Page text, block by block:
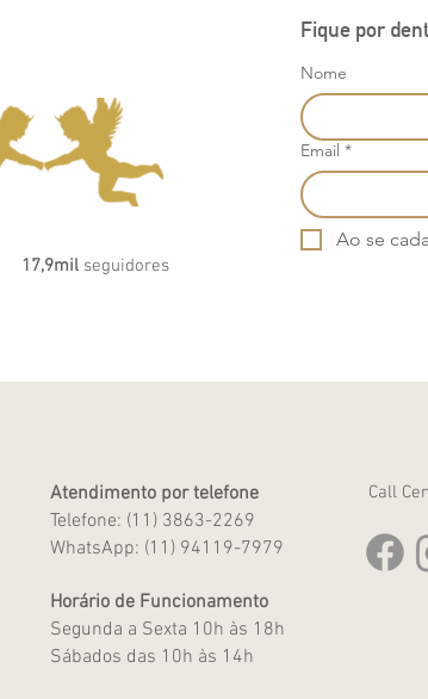
17,9mil seguidores
Fique por
Nome
Email *
Ao se
Atendimento por telefone
Telefone: (11) 3863-2269
WhatsApp: (11) 94119-7979
Horário de Funcionamento
Segunda a Sexta 10h às 18h
Sábados das 10h às 14h
Call